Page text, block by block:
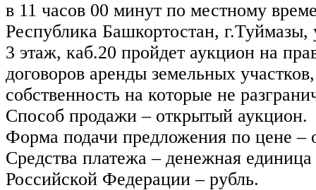
в 11 часов 00 минут по местному
Республика Башкортостан,
3 этаж, каб.20 пройдет аукцион на
договоров аренды земельных
собственность на которые не
Способ продажи – открытый аукцион.
Форма подачи предложения по цене –
Средства платежа – денежная
Российской Федерации – рубль.